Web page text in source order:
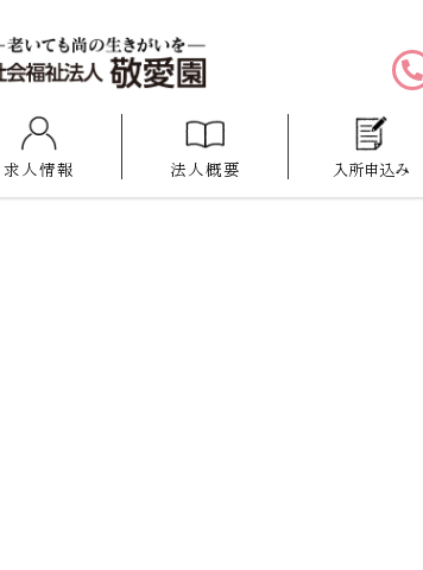
求人情報 法人概要 入所申込み